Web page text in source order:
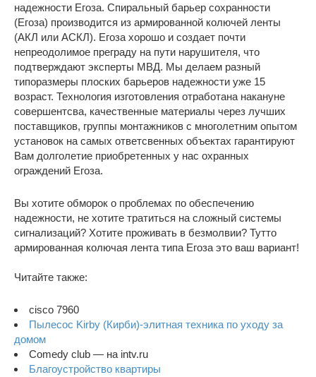
надежности Егоза. Спиральный барьер сохранности
(Егоза) производится из армированной колючей ленты
(АКЛ или АСКЛ). Егоза хорошо и создает почти
непреодолимое преграду на пути нарушителя, что
подтверждают эксперты МВД. Мы делаем разный
типоразмеры плоских барьеров надежности уже 15
возраст. Технология изготовления отработана накануне
совершентсва, качественные материалы через лучших
поставщиков, группы монтажников с многолетним опытом
установок на самых ответсвенных объектах гарантируют
Вам долголетие приобретенных у нас охранных
ограждений Егоза.
Вы хотите обморок о проблемах по обеспечению
надежности, не хотите тратиться на сложный системы
сигнализаций? Хотите проживать в безмолвии? Тутто
армированная колючая лента типа Егоза это ваш вариант!
Читайте также:
cisco 7960
Пылесос Kirby (Кирби)-элитная техника по уходу за
домом
Comedy club — на intv.ru
Благоустройство квартиры